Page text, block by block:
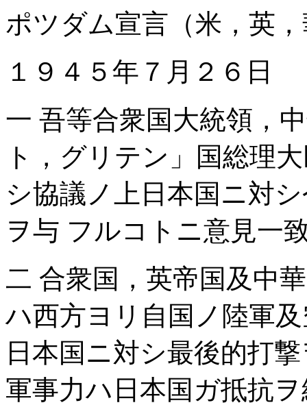
ポツダム宣言（米，英
１９４５年７月２６日
一 吾等合衆国大統領，
ト，グリテン」国総理
シ協議ノ上日本国ニ対
ヲ与 フルコトニ意見一
二 合衆国，英帝国及中
ハ西方ヨリ自国ノ陸軍
日本国ニ対シ最後的打
軍事力ハ日本国ガ抵抗